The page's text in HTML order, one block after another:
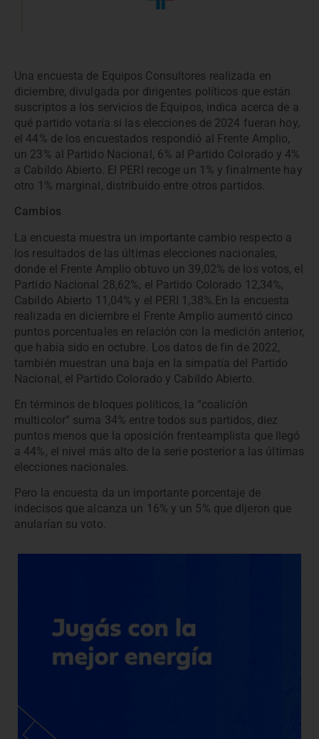
Una encuesta de Equipos Consultores realizada en
diciembre, divulgada por dirigentes políticos que están
suscriptos a los servicios de Equipos, indica acerca de a
qué partido votaría si las elecciones de 2024 fueran hoy,
el 44% de los encuestados respondió al Frente Amplio,
un 23% al Partido Nacional, 6% al Partido Colorado y 4%
a Cabildo Abierto. El PERI recoge un 1% y finalmente hay
otro 1% marginal, distribuido entre otros partidos.
Cambios
La encuesta muestra un importante cambio respecto a
los resultados de las últimas elecciones nacionales,
donde el Frente Amplio obtuvo un 39,02% de los votos, el
Partido Nacional 28,62%, el Partido Colorado 12,34%,
Cabildo Abierto 11,04% y el PERI 1,38%.En la encuesta
realizada en diciembre el Frente Amplio aumentó cinco
puntos porcentuales en relación con la medición anterior,
que había sido en octubre. Los datos de fin de 2022,
también muestran una baja en la simpatía del Partido
Nacional, el Partido Colorado y Cabildo Abierto.
En términos de bloques políticos, la “coalición
multicolor” suma 34% entre todos sus partidos, diez
puntos menos que la oposición frenteamplista que llegó
a 44%, el nivel más alto de la serie posterior a las últimas
elecciones nacionales.
Pero la encuesta da un importante porcentaje de
indecisos que alcanza un 16% y un 5% que dijeron que
anularían su voto.